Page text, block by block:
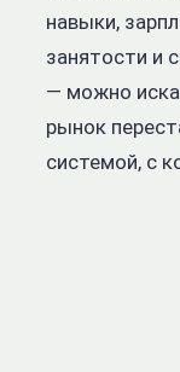
навыки,
занятости и
— можно
рынок
системой, с